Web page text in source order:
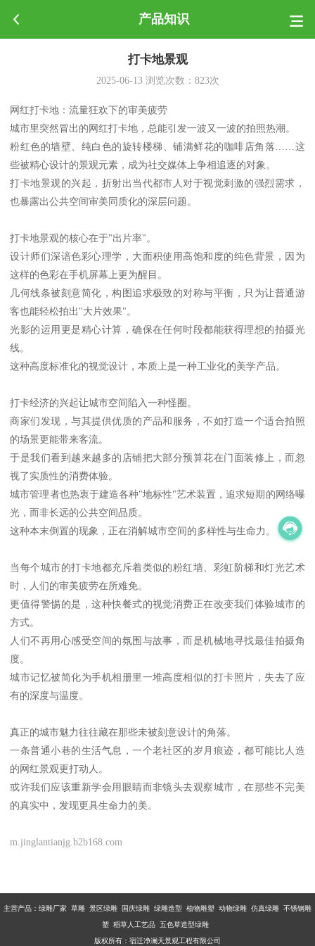
产品知识
打卡地景观
2025-06-13浏览次数： 823次
网红打卡地：流量狂欢下的审美疲劳
城市里突然冒出的网红打卡地，总能引发一波又一波的拍照热潮。
粉红色的墙壁、纯白色的旋转楼梯、铺满鲜花的咖啡店角落……这
些被精心设计的景观元素，成为社交媒体上争相追逐的对象。
打卡地景观的兴起，折射出当代都市人对于视觉刺激的强烈需求，
也暴露出公共空间审美同质化的深层问题。
打卡地景观的核心在于"出片率"。
设计师们深谙色彩心理学，大面积使用高饱和度的纯色背景，因为
这样的色彩在手机屏幕上更为醒目。
几何线条被刻意简化，构图追求极致的对称与平衡，只为让普通游
客也能轻松拍出"大片效果"。
光影的运用更是精心计算，确保在任何时段都能获得理想的拍摄光
线。
这种高度标准化的视觉设计，本质上是一种工业化的美学产品。
打卡经济的兴起让城市空间陷入一种怪圈。
商家们发现，与其提供优质的产品和服务，不如打造一个适合拍照
的场景更能带来客流。
于是我们看到越来越多的店铺把大部分预算花在门面装修上，而忽
视了实质性的消费体验。
城市管理者也热衷于建造各种"地标性"艺术装置，追求短期的网络曝
光，而非长远的公共空间品质。
这种本末倒置的现象，正在消解城市空间的多样性与生命力。
当每个城市的打卡地都充斥着类似的粉红墙、彩虹阶梯和灯光艺术
时，人们的审美疲劳在所难免。
更值得警惕的是，这种快餐式的视觉消费正在改变我们体验城市的
方式。
人们不再用心感受空间的氛围与故事，而是机械地寻找最佳拍摄角
度。
城市记忆被简化为手机相册里一堆高度相似的打卡照片，失去了应
有的深度与温度。
真正的城市魅力往往藏在那些未被刻意设计的角落。
一条普通小巷的生活气息，一个老社区的岁月痕迹，都可能比人造
的网红景观更打动人。
或许我们应该重新学会用眼睛而非镜头去观察城市，在那些不完美
的真实中，发现更具生命力的美。
m.jinglantianjg.b2b168.com
主营产品： 绿雕厂家 草雕 景区绿雕 国庆绿雕 绿雕造型 植物雕塑 动物绿雕 仿真绿雕 不锈钢雕
塑 稻草人工艺品 五色草造型绿雕
版权所有：宿迁净澜天景观工程有限公司